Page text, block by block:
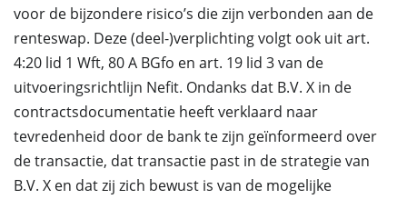
voor de bijzondere risico’s die zijn verbonden aan de
renteswap. Deze (deel-)verplichting volgt ook uit art.
4:20 lid 1 Wft, 80 A BGfo en art. 19 lid 3 van de
uitvoeringsrichtlijn Nefit. Ondanks dat B.V. X in de
contractsdocumentatie heeft verklaard naar
tevredenheid door de bank te zijn geïnformeerd over
de transactie, dat transactie past in de strategie van
B.V. X en dat zij zich bewust is van de mogelijke